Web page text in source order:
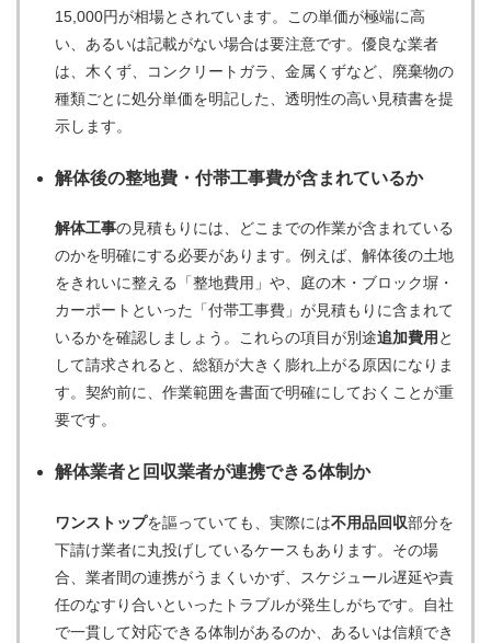
15,000円が相場とされています。この単価が極端に高
い、あるいは記載がない場合は要注意です。優良な業者
は、木くず、コンクリートガラ、金属くずなど、廃棄物の
種類ごとに処分単価を明記した、透明性の高い見積書を提
示します。
解体後の整地費・付帯工事費が含まれているか
解体工事の見積もりには、どこまでの作業が含まれている
のかを明確にする必要があります。例えば、解体後の土地
をきれいに整える「整地費用」や、庭の木・ブロック塀・
カーポートといった「付帯工事費」が見積もりに含まれて
いるかを確認しましょう。これらの項目が別途追加費用 と
して請求されると、総額が大きく膨れ上がる原因になりま
す。契約前に、作業範囲を書面で明確にしておくことが重
要です。
解体業者と回収業者が連携できる体制か
ワンストップを謳っていても、実際には不用品回収部分を
下請け業者に丸投げしているケースもあります。その場
合、業者間の連携がうまくいかず、スケジュール遅延や責
任のなすり合いといったトラブルが発生しがちです。自社
で一貫して対応できる体制があるのか、あるいは信頼でき